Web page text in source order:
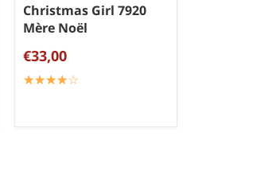
Christmas Girl 7920
Mère Noël
€33,00
☆☆☆☆☆
★★★★★